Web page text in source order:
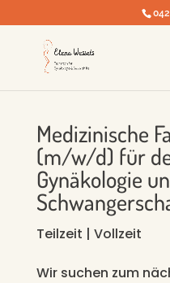
Medizinische
(m/w/d) für
Gynäkologie
Teilzeit | Vollzeit
Wir suchen zum